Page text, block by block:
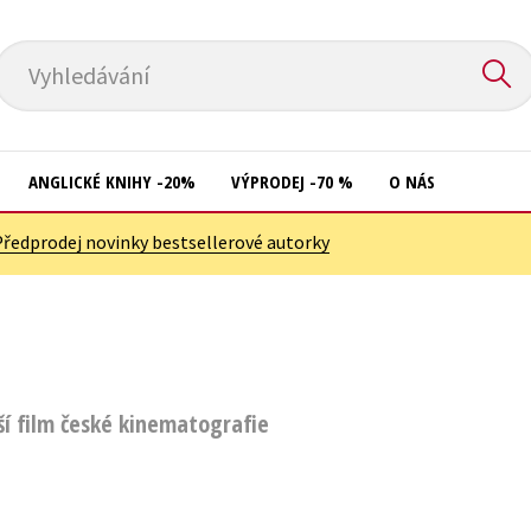
Vyhledávání
ANGLICKÉ KNIHY -20% VÝPRODEJ -70 % O NÁS
novinky bestsellerové autorky
film české kinematografie